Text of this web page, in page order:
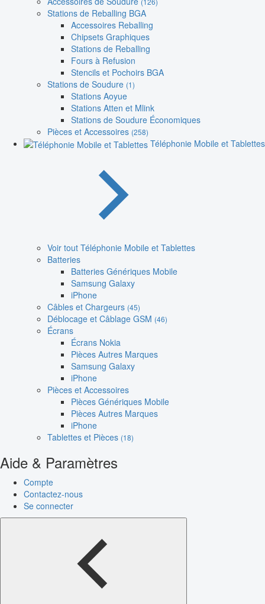
Stations de Reballing BGA
Accessoires Reballing
Chipsets Graphiques
Stations de Reballing
Fours à Refusion
Stencils et Pochoirs BGA
Stations de Soudure (1)
Stations Aoyue
Stations Atten et Mlink
Stations de Soudure Économiques
Pièces et Accessoires (258)
Téléphonie Mobile et Tablettes
Voir tout Téléphonie Mobile et Tablettes
Batteries
Batteries Génériques Mobile
Samsung Galaxy
iPhone
Câbles et Chargeurs (45)
Déblocage et Câblage GSM (46)
Écrans
Écrans Nokia
Pièces Autres Marques
Samsung Galaxy
iPhone
Pièces et Accessoires
Pièces Génériques Mobile
Pièces Autres Marques
iPhone
Tablettes et Pièces (18)
Aide & Paramètres
Compte
Contactez-nous
Se connecter